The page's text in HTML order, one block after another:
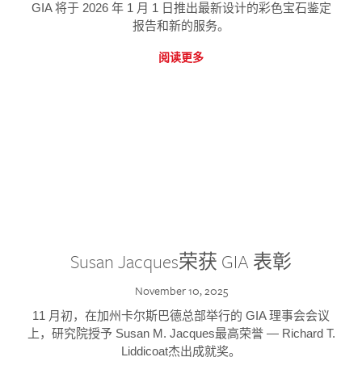
GIA 将于 2026 年 1 月 1 日推出最新设计的彩色宝石鉴定
报告和新的服务。
阅读更多
Susan Jacques荣获 GIA 表彰
November 10, 2025
11 月初，在加州卡尔斯巴德总部举行的 GIA 理事会会议
上，研究院授予 Susan M. Jacques最高荣誉 — Richard T.
Liddicoat杰出成就奖。